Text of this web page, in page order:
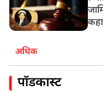
अधिक
पॉडकास्ट